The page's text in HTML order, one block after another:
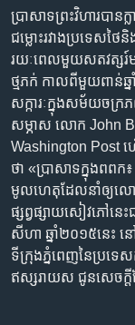
ចូល​
ទៅ​
កាន់​
ទំព័រ​
ស្វែង​
ភាសា
ប្រាសាទ​ព្រះវិហារ​បា
ជម្លោះ​រវាង​ប្រទេស​ថៃ​
រយៈ​ពេល​មួយ​សតវត្សរ៍​
ថ្មភក់ កាល​ពី​មួយ​ពាន់​ឆ្
សក្ការៈ​ក្នុង​សម័យ​ចក្រ
សម្ភាស លោក​ John
Washington Post
ថា «ប្រាសាទ​ក្នុង​ពពក
មូលហេតុ​ដែល​នាំ​ឲ្យ​លោ
ផ្សព្វផ្សាយ​សៀវភៅ​នេះ​
សីហា ឆ្នាំ២០១៥នេះ ន
ទីក្រុង​ភ្នំពេញ​នៃ​ប្រទេ
ឥស្សរាយស ជូន​សេចក្